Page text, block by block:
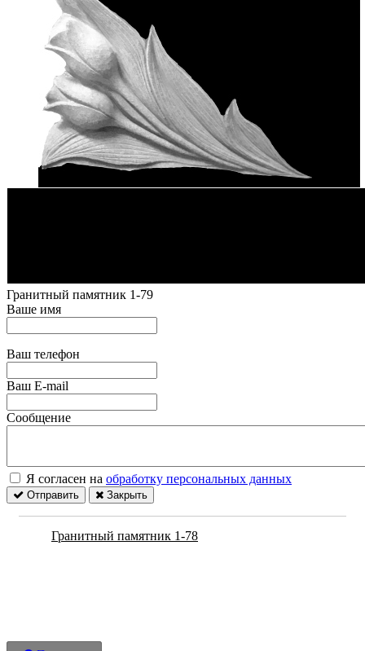
Гранитный памятник 1-79
Ваше имя
Ваш телефон
Ваш E-mail
Сообщение
Я согласен на обработку персональных данных
Отправить Закрыть
Гранитный памятник 1-78